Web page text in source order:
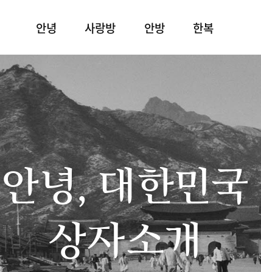
안녕 사랑방 안방 한복
안녕, 대한민국
상자소개